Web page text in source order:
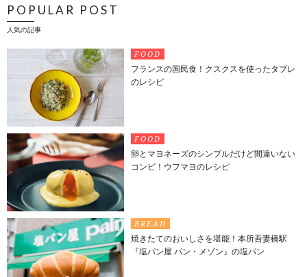
POPULAR POST
人気の記事
FOOD
フランスの国民食！クスクスを使ったタブレ
のレシピ
FOOD
卵とマヨネーズのシンプルだけど間違いない
コンビ！ウフマヨのレシピ
BREAD
焼きたてのおいしさを堪能！本所吾妻橋駅
『塩パン屋 パン・メゾン』の塩パン